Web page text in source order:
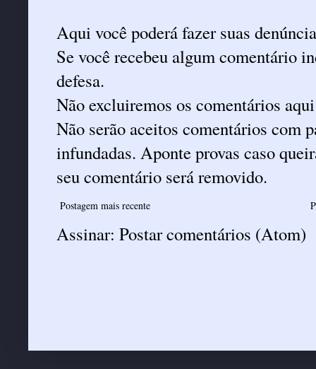
Aqui você poderá fazer suas
Se você recebeu algum comentário
defesa.
Não excluiremos os comentários
Não serão aceitos comentários com
infundadas. Aponte provas caso
seu comentário será removido.
Postagem mais recente
Assinar: Postar comentários (Atom)